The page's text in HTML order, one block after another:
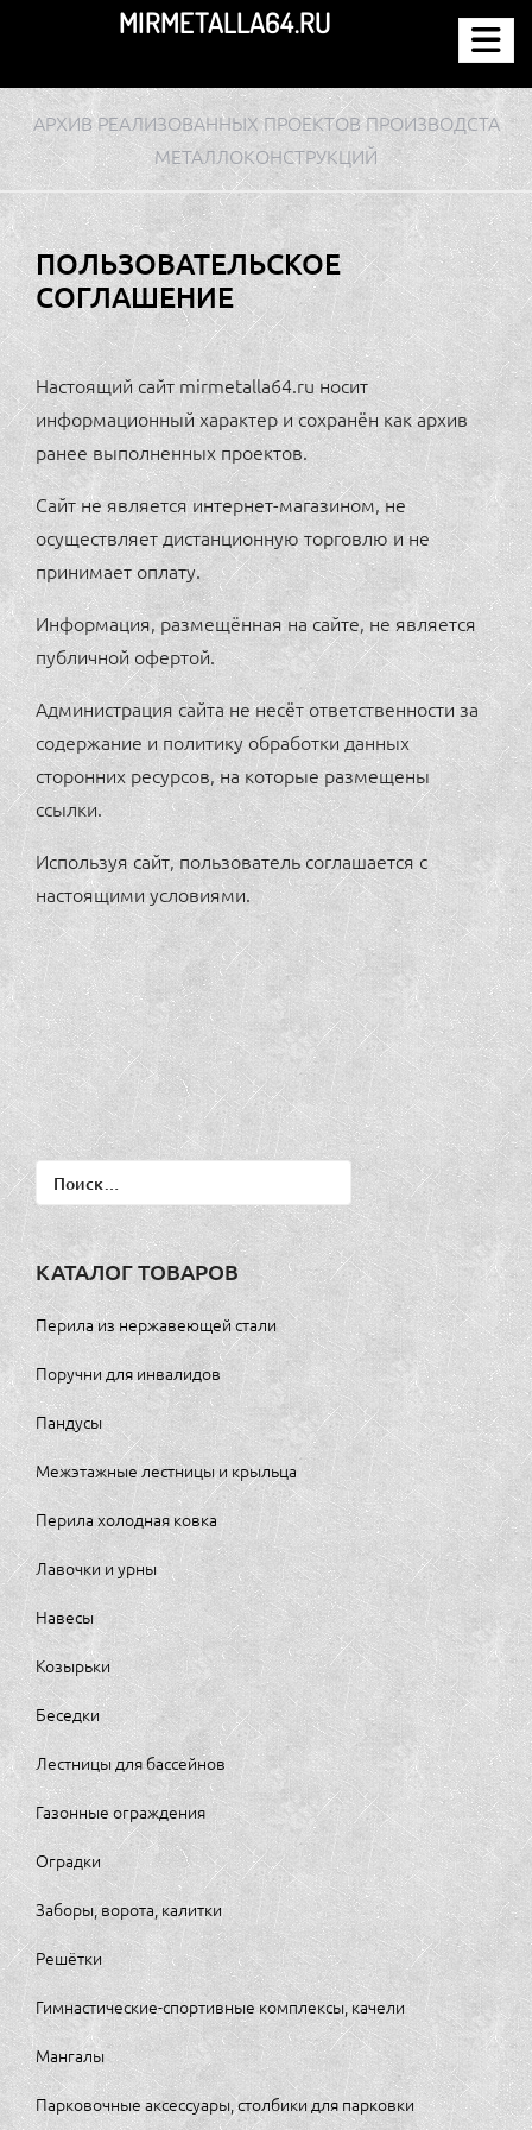
содержимому
MIRMETALLA64.RU
АРХИВ РЕАЛИЗОВАННЫХ ПРОЕКТОВ ПРОИЗВОДСТА
МЕТАЛЛОКОНСТРУКЦИЙ
ПОЛЬЗОВАТЕЛЬСКОЕ
СОГЛАШЕНИЕ
Настоящий сайт mirmetalla64.ru носит
информационный характер и сохранён как архив
ранее выполненных проектов.
Сайт не является интернет-магазином, не
осуществляет дистанционную торговлю и не
принимает оплату.
Информация, размещённая на сайте, не является
публичной офертой.
Администрация сайта не несёт ответственности за
содержание и политику обработки данных
сторонних ресурсов, на которые размещены
ссылки.
Используя сайт, пользователь соглашается с
настоящими условиями.
Найти:
КАТАЛОГ ТОВАРОВ
Перила из нержавеющей стали
Поручни для инвалидов
Пандусы
Межэтажные лестницы и крыльца
Перила холодная ковка
Лавочки и урны
Навесы
Козырьки
Беседки
Лестницы для бассейнов
Газонные ограждения
Оградки
Заборы, ворота, калитки
Решётки
Гимнастические-спортивные комплексы, качели
Мангалы
Парковочные аксессуары, столбики для парковки